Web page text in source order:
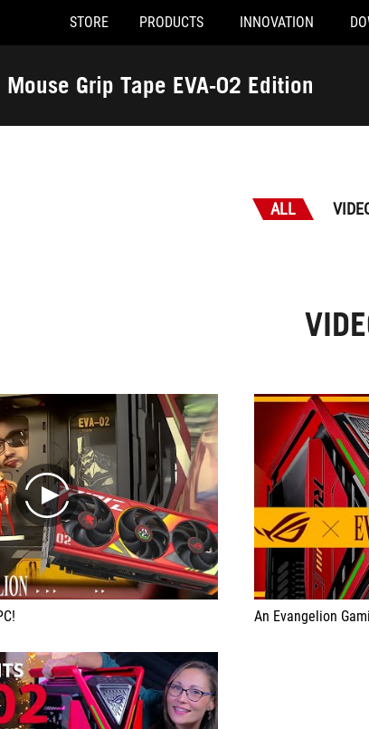
STORE PRODUCTS INNOVATION
Mouse Grip Tape EVA-02 Edition
ALL
play
An Evangelion